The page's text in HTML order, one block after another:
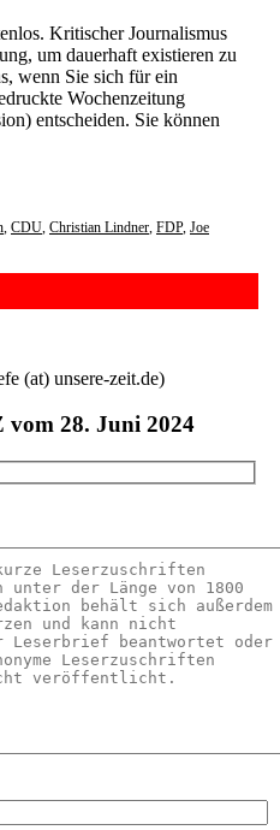
Kritischer Journalismus
um dauerhaft existieren zu
wenn Sie sich für ein
Wochenzeitung
entscheiden. Sie können
, CDU, Christian Lindner, FDP, Joe
(at) unsere-zeit.de)
28. Juni 2024